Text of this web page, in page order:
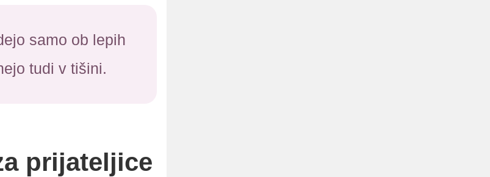
samo ob lepih
tudi v tišini.
prijateljice